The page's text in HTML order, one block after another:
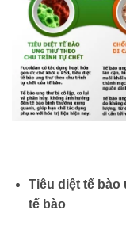
Tiêu diệt tế
tế bào